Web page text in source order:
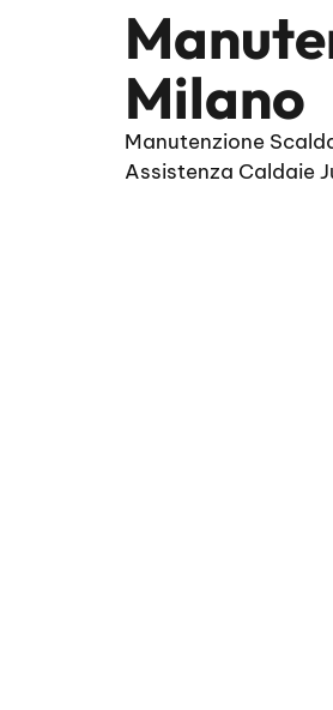
Milano
Manutenzione
Assistenza Caldaie